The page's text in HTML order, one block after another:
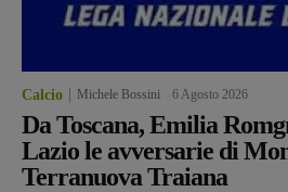
Calcio Michele Bossini 6 Agosto 2026
Da Toscana, Emilia
Lazio le avversarie di
Terranuova Traiana